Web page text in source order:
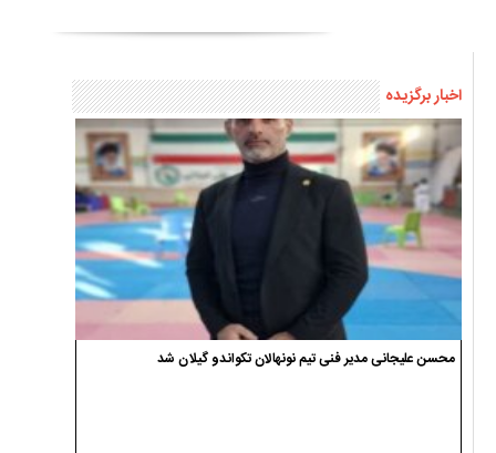
اخبار برگزیده
محسن علیجانی مدیر فنی تیم نونهالان تکواندو گیلان شد